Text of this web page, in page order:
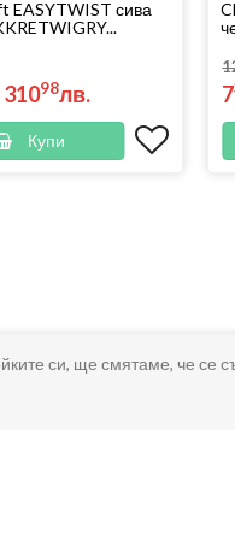
EASYTWIST сива
31098лв.
Купи
7
си, ще смятаме, че се